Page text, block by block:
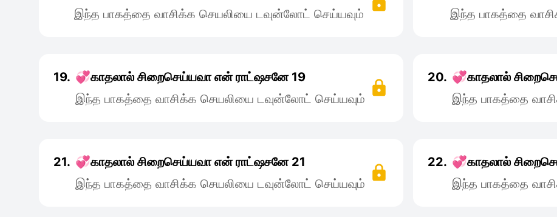
இந்த பாகத்தை வாசிக்க செயலியை டவுன்லோட் செய்யவும்
இந்த பாகத்தை
19. 💞காதலால் சிறைசெய்யவா என் ராட்ஷசனே 19
இந்த பாகத்தை வாசிக்க செயலியை டவுன்லோட் செய்யவும்
20. 💞காதலால்
இந்த பாகத்தை
21. 💞காதலால் சிறைசெய்யவா என் ராட்ஷசனே 21
இந்த பாகத்தை வாசிக்க செயலியை டவுன்லோட் செய்யவும்
22. 💞காதலால்
இந்த பாகத்தை